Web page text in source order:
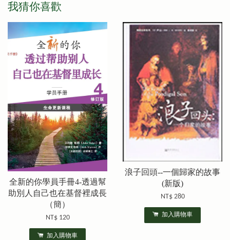
我猜你喜歡
全新的你學員手冊4-透過幫
助別人自己也在基督裡成長
（簡）
NT$ 120
加入購物車
浪子回頭--一個歸家的故事
(新版)
NT$ 280
加入購物車